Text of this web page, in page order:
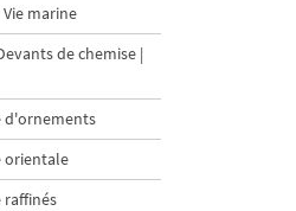
rouge
4
broderie à la machine
marine
de chemise |
d'ornements
orientale
raffinés